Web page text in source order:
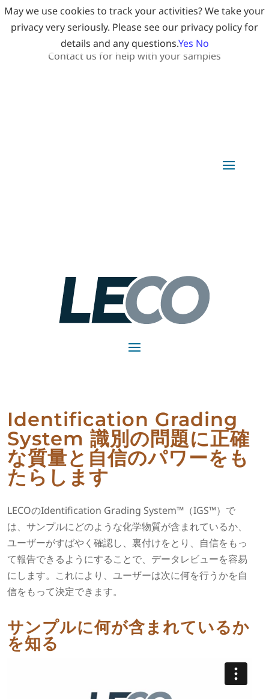
Contact us for help with your samples
Identification Grading
System 識別の問題に正確
な質量と自信のパワーをも
たらします
LECOのIdentification Grading System™（IGS™）で
は、サンプルにどのような化学物質が含まれているか、
ユーザーがすばやく確認し、裏付けをとり、自信をもっ
て報告できるようにすることで、データレビューを容易
にします。これにより、ユーザーは次に何を行うかを自
信をもって決定できます。
サンプルに何が含まれているか
を知る
May we use cookies to track your activities? We take your
privacy very seriously. Please see our privacy policy for
details and any questions.Yes No